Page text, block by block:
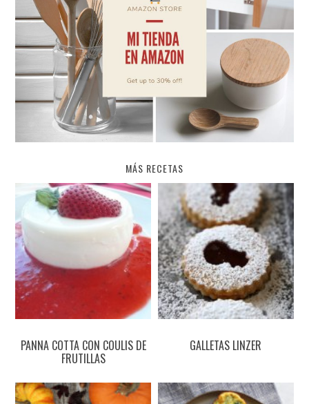
MÁS RECETAS
PANNA COTTA CON COULIS DE
FRUTILLAS
GALLETAS LINZER